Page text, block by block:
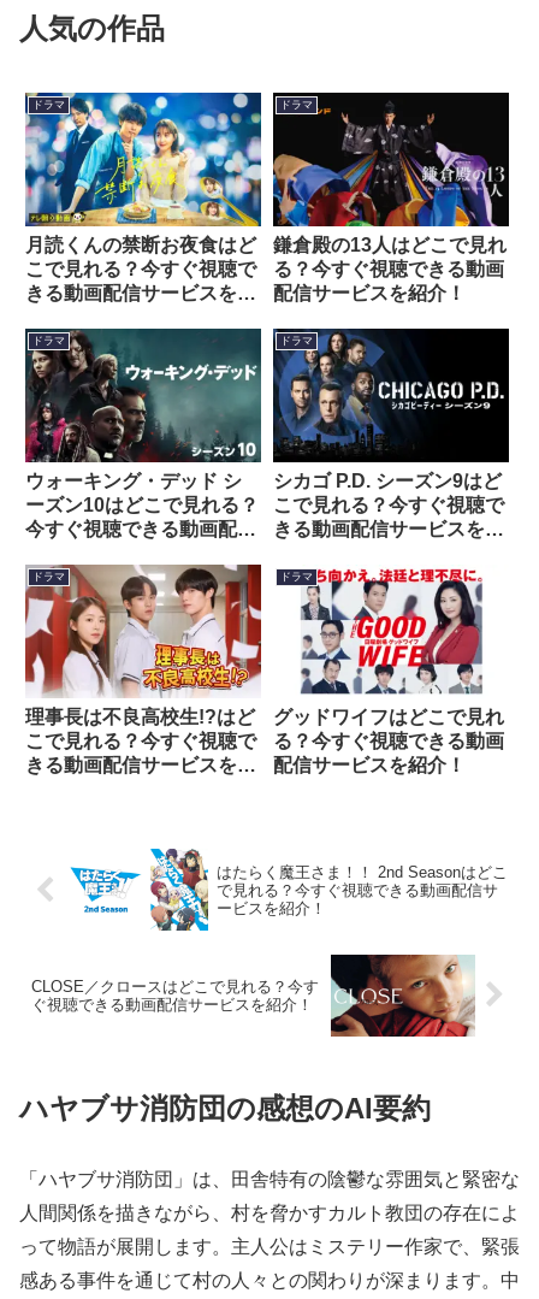
人気の作品
ドラマ
月読くんの禁断お夜食はど
こで見れる？今すぐ視聴で
きる動画配信サービスを紹
ドラマ
鎌倉殿の13人はどこで見れ
る？今すぐ視聴できる動画
配信サービスを紹介！
ドラマ
ウォーキング・デッド シ
ーズン10はどこで見れる？
今すぐ視聴できる動画配信
ドラマ
シカゴ P.D. シーズン9はど
こで見れる？今すぐ視聴で
きる動画配信サービスを紹
ドラマ
理事長は不良高校生!?はど
こで見れる？今すぐ視聴で
きる動画配信サービスを紹
ドラマ
グッドワイフはどこで見れ
る？今すぐ視聴できる動画
配信サービスを紹介！
はたらく魔王さま！！ 2nd Seasonはどこ
で見れる？今すぐ視聴できる動画配信サ
ービスを紹介！
CLOSE／クロースはどこで見れる？今す
ぐ視聴できる動画配信サービスを紹介！
ハヤブサ消防団の感想のAI要約
「ハヤブサ消防団」は、田舎特有の陰鬱な雰囲気と緊密な
人間関係を描きながら、村を脅かすカルト教団の存在によ
って物語が展開します。主人公はミステリー作家で、緊張
感ある事件を通じて村の人々との関わりが深まります。中